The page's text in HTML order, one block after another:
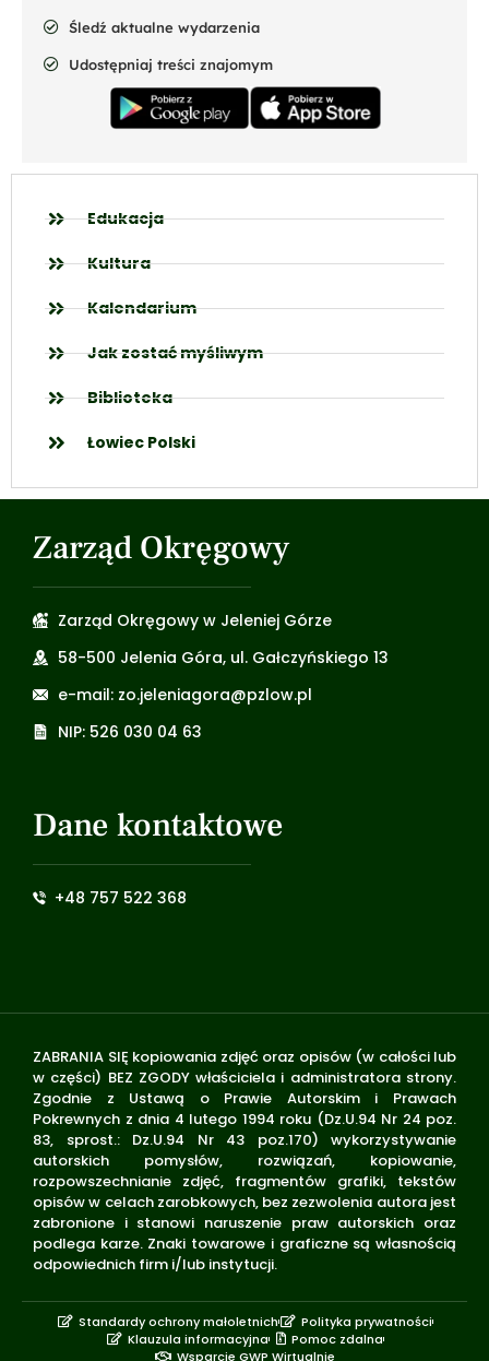
Śledź aktualne wydarzenia
Udostępniaj treści znajomym
Edukacja
Kultura
Kalendarium
Jak zostać myśliwym
Biblioteka
Łowiec Polski
Zarząd Okręgowy
Zarząd Okręgowy w Jeleniej Górze
58-500 Jelenia Góra, ul. Gałczyńskiego 13
e-mail: zo.jeleniagora@pzlow.pl
NIP: 526 030 04 63
Dane kontaktowe
+48 757 522 368
ZABRANIA SIĘ kopiowania zdjęć oraz opisów (w całości lub
w części) BEZ ZGODY właściciela i administratora strony.
Zgodnie z Ustawą o Prawie Autorskim i Prawach
Pokrewnych z dnia 4 lutego 1994 roku (Dz.U.94 Nr 24 poz.
83, sprost.: Dz.U.94 Nr 43 poz.170) wykorzystywanie
autorskich pomysłów, rozwiązań, kopiowanie,
rozpowszechnianie zdjęć, fragmentów grafiki, tekstów
opisów w celach zarobkowych, bez zezwolenia autora jest
zabronione i stanowi naruszenie praw autorskich oraz
podlega karze. Znaki towarowe i graficzne są własnością
odpowiednich firm i/lub instytucji.
Standardy ochrony małoletnich
Polityka prywatności
Klauzula informacyjna
Pomoc zdalna
Wsparcie GWP Wirtualnie